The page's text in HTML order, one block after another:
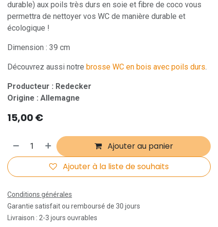
durable) aux poils très durs en soie et fibre de coco vous
permettra de nettoyer vos WC de manière durable et
écologique !
Dimension : 39 cm
Découvrez aussi notre brosse WC en bois avec poils durs.
Producteur : Redecker
Origine : Allemagne
15,00€
Ajouter au panier
Ajouter à la liste de souhaits
Conditions générales
Garantie satisfait ou remboursé de 30 jours
Livraison : 2-3 jours ouvrables